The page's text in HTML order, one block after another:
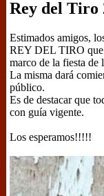
Rey del Tiro
Estimados amigos,
REY DEL TIRO que
marco de la fiesta de
La misma dará
público.
Es de destacar que
con guía vigente.
Los esperamos!!!!!